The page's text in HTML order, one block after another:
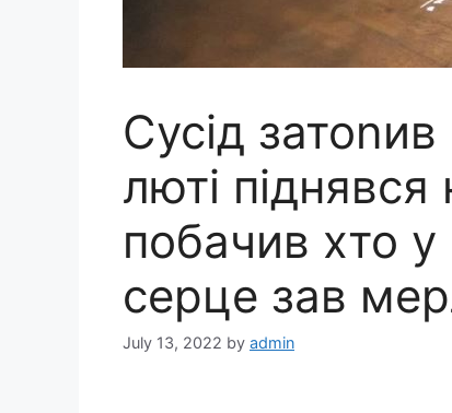
Сусід
лютi піднявся
побачив хто
серце зaв
July 13, 2022 by admin